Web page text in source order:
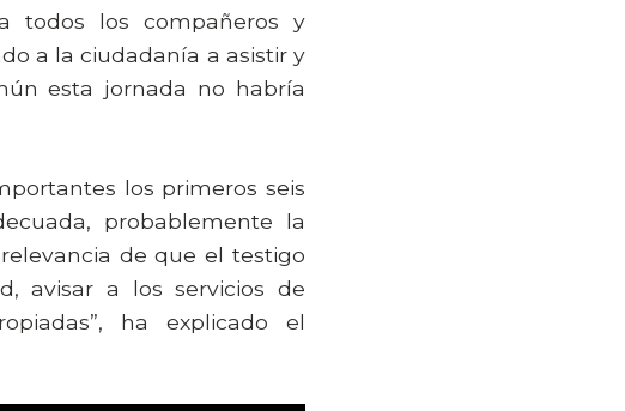
todos los compañeros y
a la ciudadanía a asistir y
esta jornada no habría
los primeros seis
probablemente la
de que el testigo
avisar a los servicios de
ha explicado el